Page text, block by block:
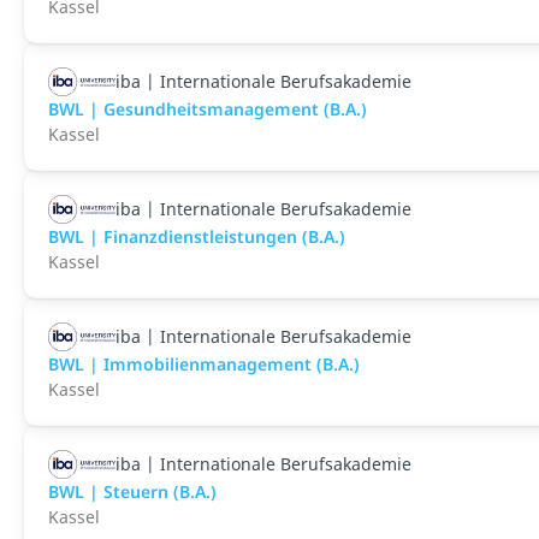
Kassel
iba | Internationale Berufsakademie
BWL | Gesundheitsmanagement (B.A.)
Kassel
iba | Internationale Berufsakademie
BWL | Finanzdienstleistungen (B.A.)
Kassel
iba | Internationale Berufsakademie
BWL | Immobilienmanagement (B.A.)
Kassel
iba | Internationale Berufsakademie
BWL | Steuern (B.A.)
Kassel